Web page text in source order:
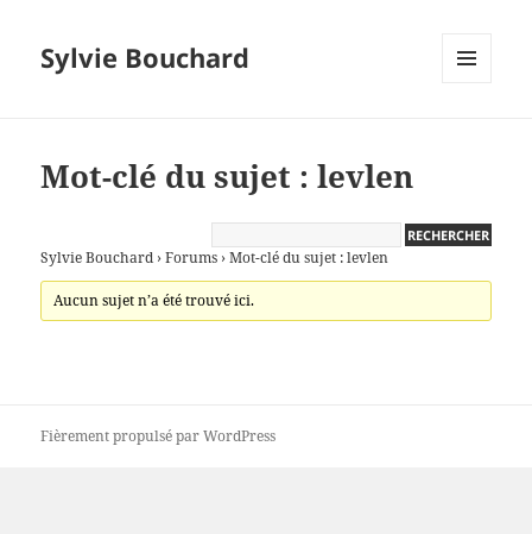
Sylvie Bouchard
Mot-clé du sujet : levlen
Sylvie Bouchard › Forums › Mot-clé du sujet : levlen
Aucun sujet n’a été trouvé ici.
Fièrement propulsé par WordPress